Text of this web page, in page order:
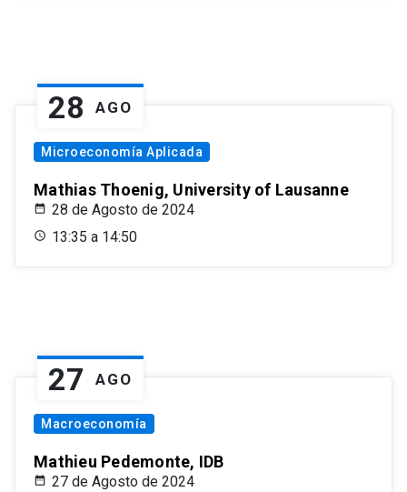
28 AGO
Microeconomía Aplicada
Mathias Thoenig, University of Lausanne
28 de Agosto de 2024
13:35 a 14:50
27 AGO
Macroeconomía
Mathieu Pedemonte, IDB
27 de Agosto de 2024